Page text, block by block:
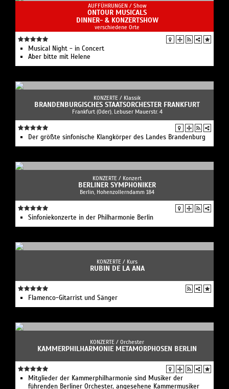
AUFFÜHRUNGEN / Show
ONTOUR MUSICALS
DINNER- & KONZERTSHOW
verschiedene Orte
Musical Night - in Concert
Aber bitte mit Helene
KONZERTE / Klassik
BRANDENBURGISCHES STAATSORCHESTER FRANKFURT
Frankfurt (Oder), Lebuser Mauerstr. 4
Der größte sinfonische Klangkörper des Landes Brandenburg
KONZERTE / Konzert
BERLINER SYMPHONIKER
Berlin, Hohenzollerndamm 184
Sinfoniekonzerte in der Philharmonie Berlin
KONZERTE / Kurs
RUBIN DE LA ANA
Flamenco-Gitarrist und Sänger
KONZERTE / Orchester
KAMMERPHILHARMONIE METAMORPHOSEN BERLIN
Mitglieder der Kammerphilharmonie sind Musiker der
führenden Berliner Orchester, angesehene Kammermusiker